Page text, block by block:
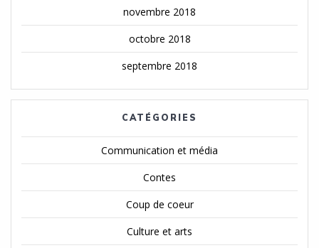
novembre 2018
octobre 2018
septembre 2018
CATÉGORIES
Communication et média
Contes
Coup de coeur
Culture et arts